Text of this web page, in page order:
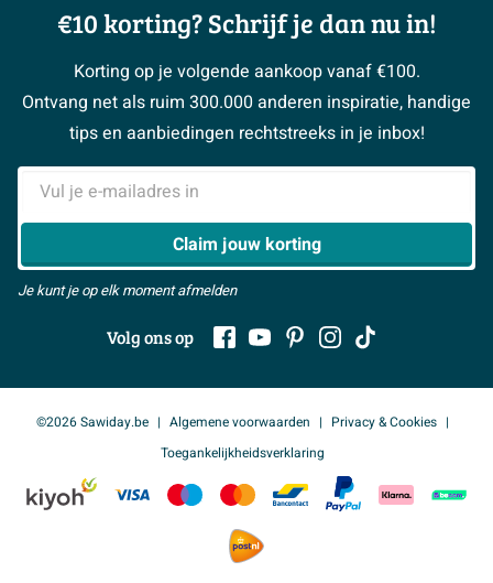
Garantie / klachten
Reviewbeleid
> Naar de klantenservice
Klustips
Klusadvies
> Alle adviesmogelijkheden
Moodboards
Magazine
#MySawiday
> Naar inspiratie
Over Sawiday
Vacatures
Sawiday PRO
BeCommerce
Samenwerken
> Alles over showrooms
€10 korting? Schrijf je dan nu in!
Korting op je volgende aankoop vanaf €100.
Ontvang net als ruim 300.000 anderen inspiratie, handige
tips en aanbiedingen rechtstreeks in je inbox!
E-mailadres
Claim jouw korting
Je kunt je op elk moment afmelden
Volg ons op
©2026 Sawiday.be Algemene voorwaarden
Privacy & Cookies
Toegankelijkheidsverklaring